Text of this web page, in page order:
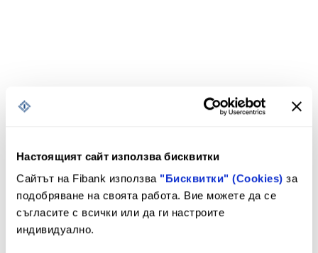
Настоящият сайт използва бисквитки
Сайтът на Fibank използва "Бисквитки" (Cookies) за
подобряване на своята работа. Вие можете да се
съгласите с всички или да ги настроите
индивидуално.